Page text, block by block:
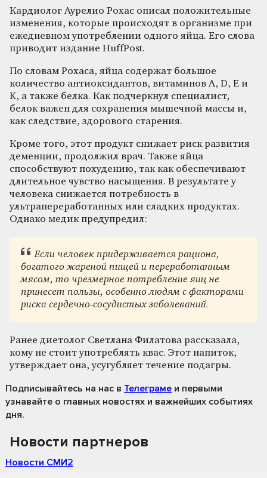
Кардиолог Аурелио Рохас описал положительные
изменения, которые происходят в организме при
ежедневном употреблении одного яйца. Его слова
приводит издание HuffPost.
По словам Рохаса, яйца содержат большое
количество антиоксидантов, витаминов A, D, E и
K, а также белка. Как подчеркнул специалист,
белок важен для сохранения мышечной массы и,
как следствие, здорового старения.
Кроме того, этот продукт снижает риск развития
деменции, продолжил врач. Также яйца
способствуют похудению, так как обеспечивают
длительное чувство насыщения. В результате у
человека снижается потребность в
ультрапереработанных или сладких продуктах.
Однако медик предупредил:
Если человек придерживается рациона,
богатого жареной пищей и переработанным
мясом, то чрезмерное потребление яиц не
принесет пользы, особенно людям с факторами
риска сердечно-сосудистых заболеваний.
Ранее диетолог Светлана Филатова рассказала,
кому не стоит употреблять квас. Этот напиток,
утверждает она, усугубляет течение подагры.
Подписывайтесь на нас в Телеграме и первыми
узнавайте о главных новостях и важнейших событиях
дня.
Новости партнеров
Новости СМИ2